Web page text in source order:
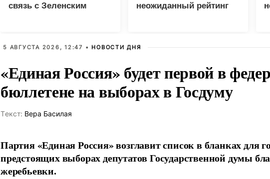
связь с Зеленским
неожиданный рейтинг
5 АВГУСТА 2026, 12:47 • НОВОСТИ ДНЯ
«Единая Россия» будет первой в
бюллетене на выборах в Госдуму
Tекст: Вера Басилая
Партия «Единая Россия» возглавит список в бланках для
предстоящих выборах депутатов Государственной думы
жеребьевки.